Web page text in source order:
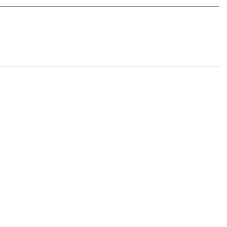
Vipps, Klarna och Google Pay.
debiteras kortet/fakturan.